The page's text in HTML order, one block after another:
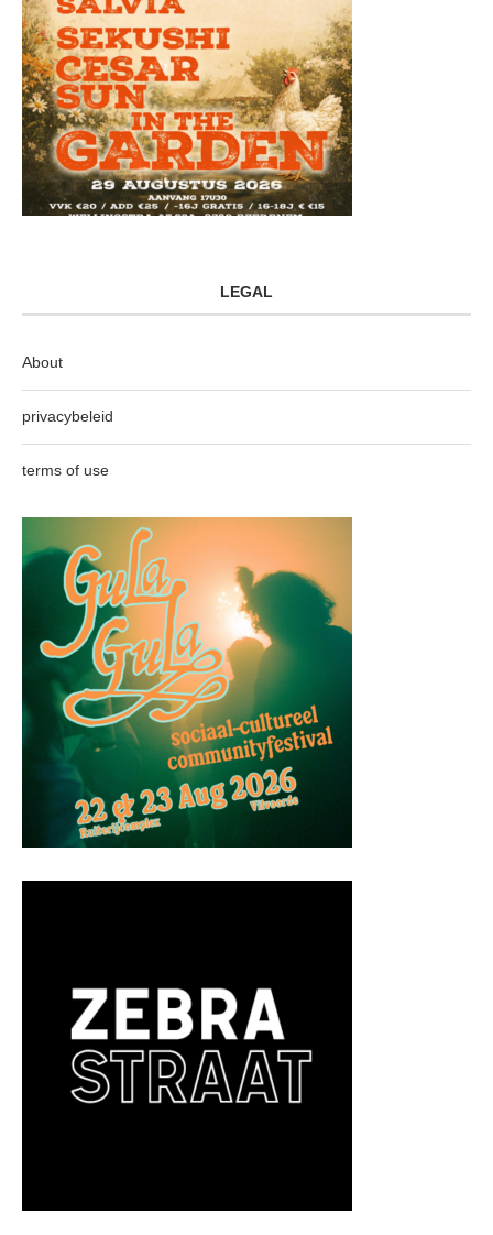
LEGAL
About
privacybeleid
terms of use